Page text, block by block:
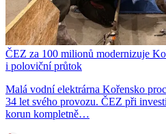
ČEZ za 100 milionů modernizuje
i poloviční průtok
Malá vodní elektrárna Kořensko
34 let svého provozu. ČEZ při
korun kompletně…